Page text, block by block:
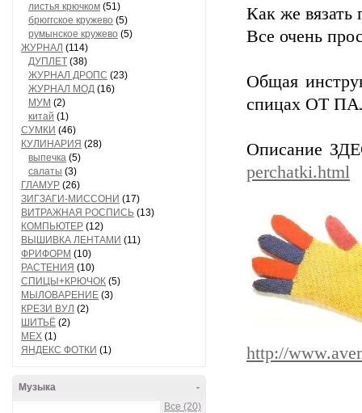
листья крючком (51)
брюггское кружево (5)
румынское кружево (5)
ЖУРНАЛ (114)
ДУПЛЕТ (38)
ЖУРНАЛ ДРОПС (23)
ЖУРНАЛ МОД (16)
МУМ (2)
китай (1)
СУМКИ (46)
КУЛИНАРИЯ (28)
выпечка (5)
салаты (3)
ГЛАМУР (26)
ЗИГЗАГИ-МИССОНИ (17)
ВИТРАЖНАЯ РОСПИСЬ (13)
КОМПЬЮТЕР (12)
ВЫШИВКА ЛЕНТАМИ (11)
ФРИФОРМ (10)
РАСТЕНИЯ (10)
СПИЦЫ+КРЮЧОК (5)
МЫЛОВАРЕНИЕ (3)
КРЕЗИ ВУЛ (2)
ШИТЬЁ (2)
МЕХ (1)
ЯНДЕКС ФОТКИ (1)
-
Музыка
Все (20)
Как же вязать
Все очень
Общая
спицах ОТ
Описание
perchatki.html
http://